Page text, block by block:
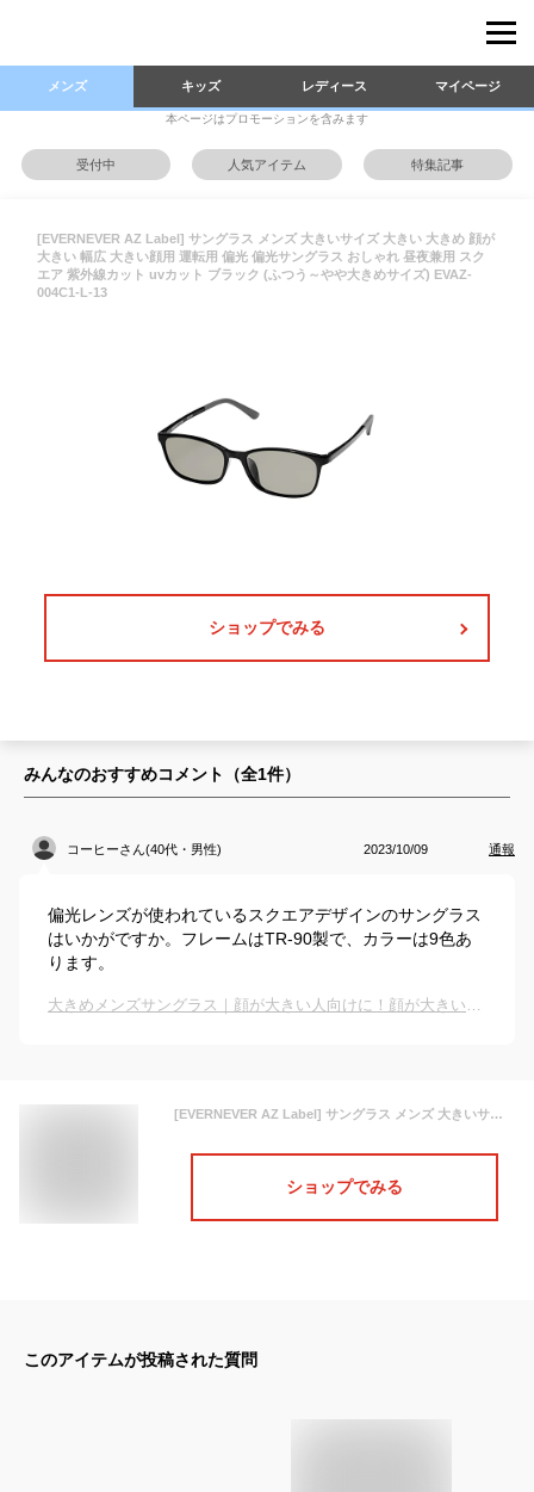
メンズ キッズ レディース マイページ
本ページはプロモーションを含みます
受付中 人気アイテム 特集記事
[EVERNEVER AZ Label] サングラス メンズ 大きいサイズ 大きい 大きめ 顔が
大きい 幅広 大きい顔用 運転用 偏光 偏光サングラス おしゃれ 昼夜兼用 スク
エア 紫外線カット uvカット ブラック (ふつう～やや大きめサイズ) EVAZ-
004C1-L-13
ショップでみる
みんなのおすすめコメント（全1件）
コーヒーさん(40代・男性) 2023/10/09 通報
偏光レンズが使われているスクエアデザインのサングラス
はいかがですか。フレームはTR-90製で、カラーは9色あ
ります。
大きめメンズサングラス｜顔が大きい人向けに！顔が大きい人向けに人気のおすすめは？
[EVERNEVER AZ Label] サングラス メンズ 大きいサイズ 大きい 大きめ 顔が大きい 幅広 大きい顔用 運転用 偏光 偏光サングラス おしゃれ 昼夜兼用 スクエア 紫外線カット uvカット ブラック (ふつう～やや大きめサイズ) EVAZ-004C1-L-13
ショップでみる
このアイテムが投稿された質問